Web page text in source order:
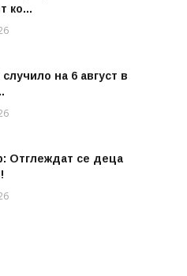
ко...
на 6 август в
Отглеждат се деца